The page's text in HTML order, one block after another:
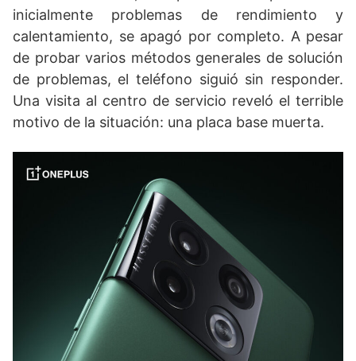
inicialmente problemas de rendimiento y
calentamiento, se apagó por completo. A pesar
de probar varios métodos generales de solución
de problemas, el teléfono siguió sin responder.
Una visita al centro de servicio reveló el terrible
motivo de la situación: una placa base muerta.